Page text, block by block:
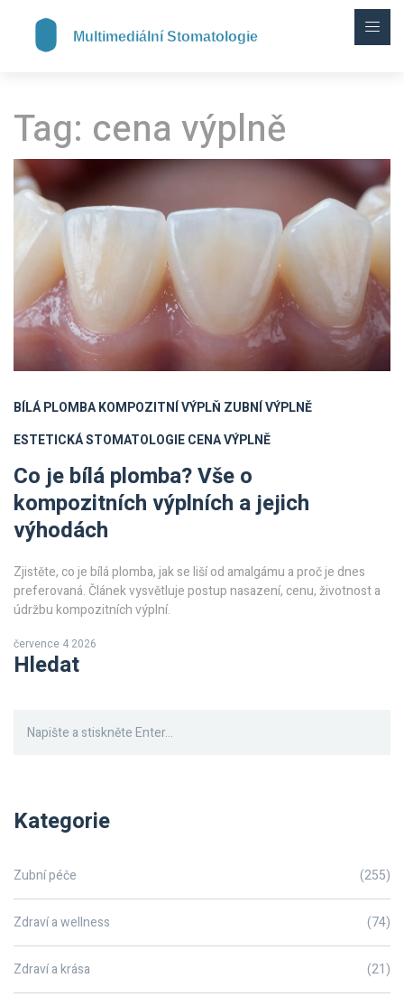
Tag: cena výplně
BÍLÁ PLOMBAKOMPOZITNÍ VÝPLŇ ZUBNÍ VÝPLNĚ
ESTETICKÁ STOMATOLOGIECENA VÝPLNĚ
Co je bílá plomba? Vše o
kompozitních výplních a jejich
výhodách
Zjistěte, co je bílá plomba, jak se liší od amalgámu a proč je dnes
preferovaná. Článek vysvětluje postup nasazení, cenu, životnost a
údržbu kompozitních výplní.
července 4 2026
Hledat
Kategorie
Zubní péče (255)
Zdraví a wellness (74)
Zdraví a krása (21)